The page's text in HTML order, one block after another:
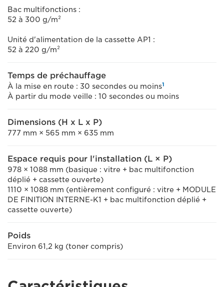
Bac multifonctions :
52 à 300 g/m²
Unité d'alimentation de la cassette AP1 :
52 à 220 g/m²
Temps de préchauffage
À la mise en route : 30 secondes ou moins1
À partir du mode veille : 10 secondes ou moins
Dimensions (H x L x P)
777 mm × 565 mm × 635 mm
Espace requis pour l'installation (L × P)
978 × 1088 mm (basique : vitre + bac multifonction
déplié + cassette ouverte)
1110 × 1088 mm (entièrement configuré : vitre + MODULE
DE FINITION INTERNE-K1 + bac multifonction déplié +
cassette ouverte)
Poids
Environ 61,2 kg (toner compris)